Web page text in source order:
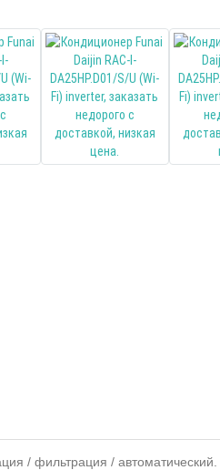
/ фильтрация / автоматический.